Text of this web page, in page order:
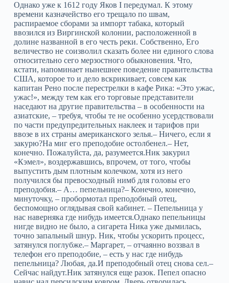
Однако уже к 1612 году Яков I передумал. К этому
времени казначейство его трещало по швам,
распираемое сборами за импорт табака, который
ввозился из Виргинской колонии, расположенной в
долине названной в его честь реки. Собственно, Его
величество не соизволил сказать более ни единого слова
относительно сего мерзостного обыкновения. Что,
кстати, напоминает нынешнее поведение правительства
США, которое то и дело вскрикивает, совсем как
капитан Рено после перестрелки в кафе Рика: «Это ужас,
ужас!», между тем как его торговые представители
наседают на другие правительства – в особенности на
азиатские, – требуя, чтобы те не особенно усердствовали
по части предупредительных наклеек и тарифов при
ввозе в их страны американского зелья.– Ничего, если я
закурю?На миг его преподобие остолбенел.– Нет,
конечно. Пожалуйста, да, разумеется.Ник закурил
«Кэмел», воздержавшись, впрочем, от того, чтобы
выпустить дым плотным колечком, хотя из него
получился бы превосходный нимб для головы его
преподобия.– А… пепельница?– Конечно, конечно,
минуточку, – пробормотал преподобный отец,
беспомощно оглядывая свой кабинет. – Пепельница у
нас наверняка где нибудь имеется.Однако пепельницы
нигде видно не было, а сигарета Ника уже дымилась,
точно запальный шнур. Ник, чтобы ускорить процесс,
затянулся поглубже.– Маргарет, – отчаянно воззвал в
телефон его преподобие, – есть у нас где нибудь
пепельница? Любая, да.И преподобный отец снова сел.–
Сейчас найдут.Ник затянулся еще разок. Пепел опасно